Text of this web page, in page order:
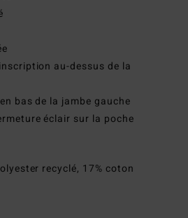
au-dessus de la
bas de la jambe gauche
éclair sur la poche
recyclé, 17% coton